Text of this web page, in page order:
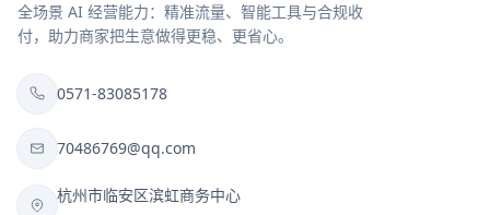
全场景 AI 经营能力：精准流量、智能工具与合规收
付，助力商家把生意做得更稳、更省心。
0571-83085178
70486769@qq.com
杭州市临安区滨虹商务中心